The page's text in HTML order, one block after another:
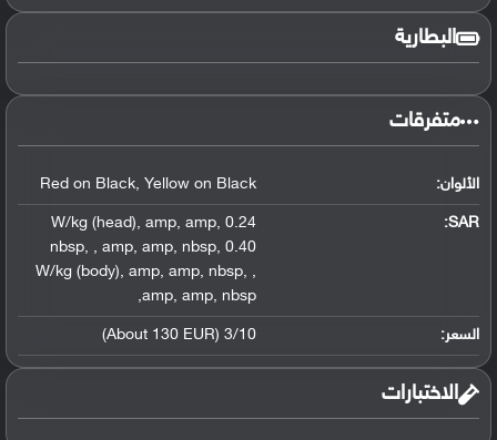
البطارية
متفرقات
الألوان: Red on Black, Yellow on Black
SAR
:
0.24 W/kg (head)
, amp, amp,
nbsp, , amp, amp, nbsp, 0.40
W/kg (body), amp, amp, nbsp, ,
amp, amp, nbsp
,
السعر: 3/10 (About 130 EUR)
الاختبارات